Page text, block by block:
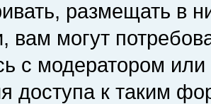
размещать в
вам могут
с модератором
доступа к таким